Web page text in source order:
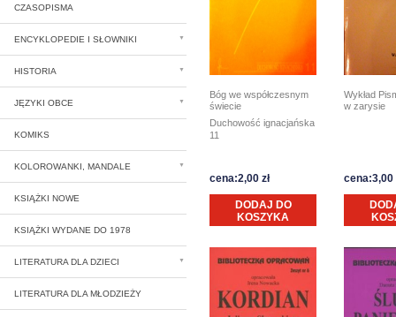
CZASOPISMA
ENCYKLOPEDIE I SŁOWNIKI
HISTORIA
JĘZYKI OBCE
KOMIKS
KOLOROWANKI, MANDALE
KSIĄŻKI NOWE
KSIĄŻKI WYDANE DO 1978
LITERATURA DLA DZIECI
LITERATURA DLA MŁODZIEŻY
Bóg we współczesnym
świecie
Duchowość ignacjańska
11
cena:2,00 zł
DODAJ DO
KOSZYKA
Wykład
w zarysie
cena:3,00